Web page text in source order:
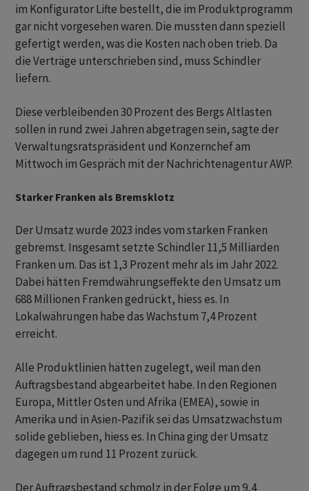
im Konfigurator Lifte bestellt, die im Produktprogramm
gar nicht vorgesehen waren. Die mussten dann speziell
gefertigt werden, was die Kosten nach oben trieb. Da
die Verträge unterschrieben sind, muss Schindler
liefern.
Diese verbleibenden 30 Prozent des Bergs Altlasten
sollen in rund zwei Jahren abgetragen sein, sagte der
Verwaltungsratspräsident und Konzernchef am
Mittwoch im Gespräch mit der Nachrichtenagentur AWP.
Starker Franken als Bremsklotz
Der Umsatz wurde 2023 indes vom starken Franken
gebremst. Insgesamt setzte Schindler 11,5 Milliarden
Franken um. Das ist 1,3 Prozent mehr als im Jahr 2022.
Dabei hätten Fremdwährungseffekte den Umsatz um
688 Millionen Franken gedrückt, hiess es. In
Lokalwährungen habe das Wachstum 7,4 Prozent
erreicht.
Alle Produktlinien hätten zugelegt, weil man den
Auftragsbestand abgearbeitet habe. In den Regionen
Europa, Mittler Osten und Afrika (EMEA), sowie in
Amerika und in Asien-Pazifik sei das Umsatzwachstum
solide geblieben, hiess es. In China ging der Umsatz
dagegen um rund 11 Prozent zurück.
Der Auftragsbestand schmolz in der Folge um 9,4